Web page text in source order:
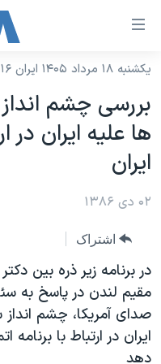
لینکهای
دسترسی
جهش
محتوای
اصلی
صفحه
جهش
به
جستجو
نسخه سبک وب‌سایت
موضوع ها
ایران
آمریکا
جهان
ورزشی
گزیده‌ها
ویژه برنامه‌ها
برنامه های تلویزیونی
جدول برنامه ها
صفحه‌های ویژه
جام جهانی ۲۰۲۶
عملیات خشم حماسی
۲۵۰سالگی آمریکا
فرکانس‌های صدای آمریکا
پخش رادیویی
یادگیری زبان انگلیسی
یکشنبه ۱۸ مرداد ۱۴۰۵ ایران ۱۰:۱۶
بررسی چشم
ها عليه ايران در
ايران
۰۲ دی ۱۳۸۶
اشتراک
در برنامه زير ذره بين
مقيم لندن در پاسخ به
صدای آمريکا، چشم
ايران در ارتباط با
دهد